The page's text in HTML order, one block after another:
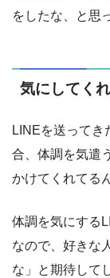
をしたな、と思
気にしてく
LINEを送って
合、体調を気遣
かけてくれてる
体調を気にする
なので、好きな
な」と期待して